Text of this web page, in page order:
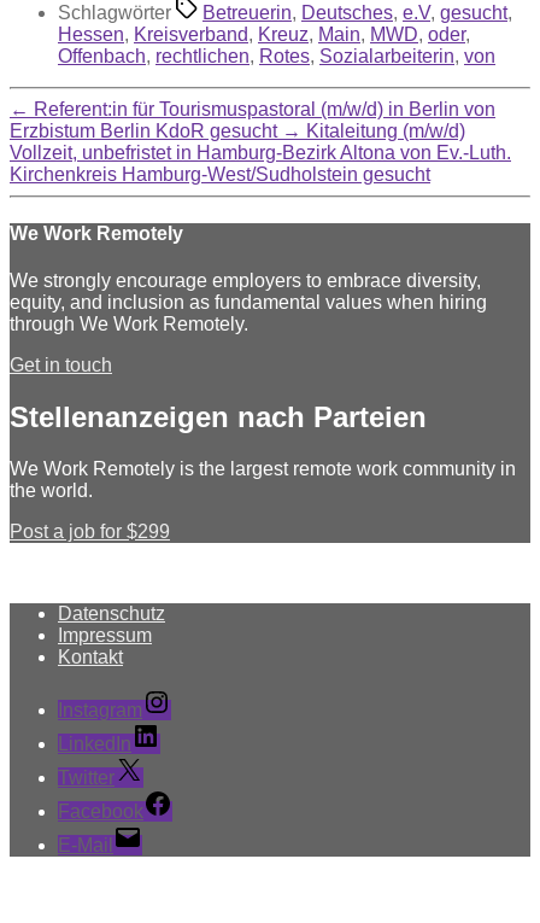
Schlagwörter Betreuerin, Deutsches, e.V, gesucht,
Hessen, Kreisverband, Kreuz, Main, MWD, oder,
Offenbach, rechtlichen, Rotes, Sozialarbeiterin, von
← Referent:in für Tourismuspastoral (m/w/d) in Berlin von
Erzbistum Berlin KdoR gesucht → Kitaleitung (m/w/d)
Vollzeit, unbefristet in Hamburg-Bezirk Altona von Ev.-Luth.
Kirchenkreis Hamburg-West/Sudholstein gesucht
We Work Remotely
We strongly encourage employers to embrace diversity,
equity, and inclusion as fundamental values when hiring
through We Work Remotely.
Get in touch
Stellenanzeigen nach Parteien
We Work Remotely is the largest remote work community in
the world.
Post a job for $299
Datenschutz
Impressum
Kontakt
Instagram
LinkedIn
Twitter
Facebook
E-Mail